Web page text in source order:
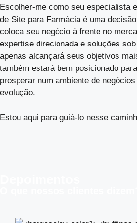
Escolher-me como seu especialista
de Site para Farmácia é uma
coloca seu negócio à frente no
expertise direcionada e soluções
apenas alcançará seus objetivos
também estará bem posicionado
prosperar num ambiente de
evolução.
Estou aqui para guiá-lo nesse